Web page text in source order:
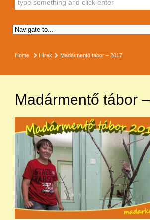
Home Hírek Madármentő tábor – 2017
Madármentő tábor